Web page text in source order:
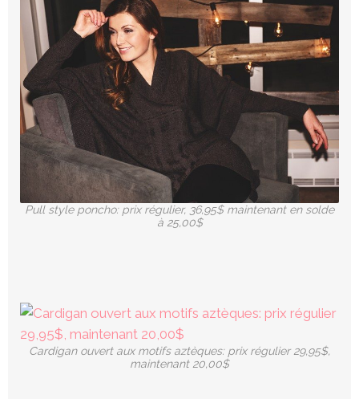
Pull style poncho: prix régulier, 36,95$ maintenant en solde
à 25,00$
Cardigan ouvert aux motifs aztèques: prix régulier 29,95$,
maintenant 20,00$